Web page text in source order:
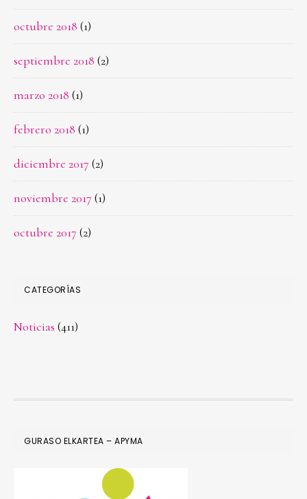
octubre 2018 (1)
septiembre 2018 (2)
marzo 2018 (1)
febrero 2018 (1)
diciembre 2017 (2)
noviembre 2017 (1)
octubre 2017 (2)
CATEGORÍAS
Noticias (411)
FOOTER
GURASO ELKARTEA – APYMA